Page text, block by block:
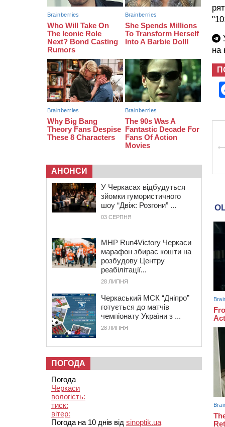
на
тис грн штрафу за незаконні зміни
до договору
08:20 Обрано претендента на посаду
директора Мокрокалигірського
психоневрологічного інтернату
07:23 Уманські міграційники видворили з
країни грузина, який відсидів
термін у колонії
АНОНСИ
У Черкасах відбудуться
зйомки гумористичного
шоу “Двіж: Розгони” ...
03 СЕРПНЯ
MHP Run4Victory Черкаси
марафон збирає кошти на
розбудову Центру
реабілітації...
28 ЛИПНЯ
Черкаський МСК “Дніпро”
готується до матчів
чемпіонату України з ...
28 ЛИПНЯ
ПОГОДА
Погода
Черкаси
вологість:
тиск:
вітер:
Погода на 10 днів від sinoptik.ua